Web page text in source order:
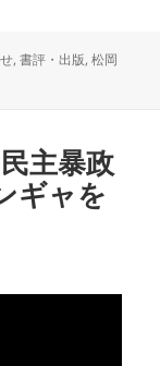
,書評・出版,松岡
主暴政
ギャを